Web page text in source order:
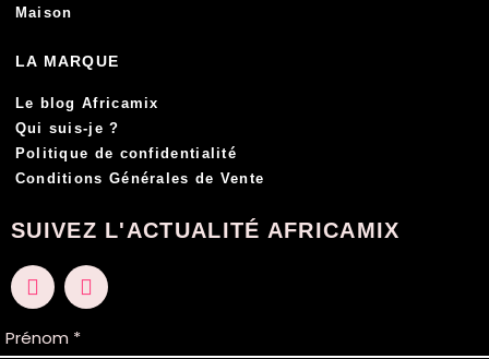
Maison
LA MARQUE
Le blog Africamix
Qui suis-je ?
Politique de confidentialité
Conditions Générales de Vente
SUIVEZ L'ACTUALITÉ AFRICAMIX
F
a
e
I
n